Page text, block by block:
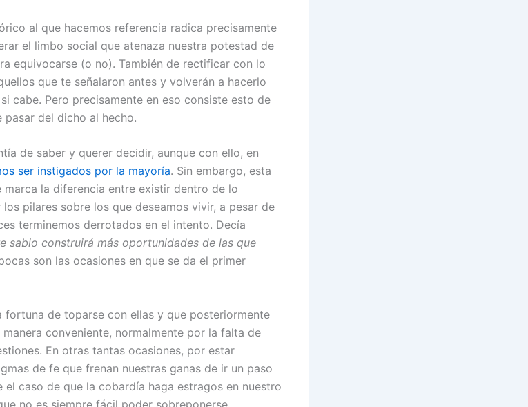
al que hacemos referencia radica precisamente
el limbo social que atenaza nuestra potestad de
equivocarse (o no). También de rectificar con lo
que te señalaron antes y volverán a hacerlo
cabe. Pero precisamente en eso consiste esto de
del dicho al hecho.
de saber y querer decidir, aunque con ello, en
ser instigados por la mayoría. Sin embargo, esta
marca la diferencia entre existir dentro de lo
pilares sobre los que deseamos vivir, a pesar de
terminemos derrotados en el intento. Decía
sabio construirá más oportunidades de las que
son las ocasiones en que se da el primer
fortuna de toparse con ellas y que posteriormente
conveniente, normalmente por la falta de
En otras tantas ocasiones, por estar
de fe que frenan nuestras ganas de ir un paso
el caso de que la cobardía haga estragos en nuestro
no es siempre fácil poder sobreponerse.